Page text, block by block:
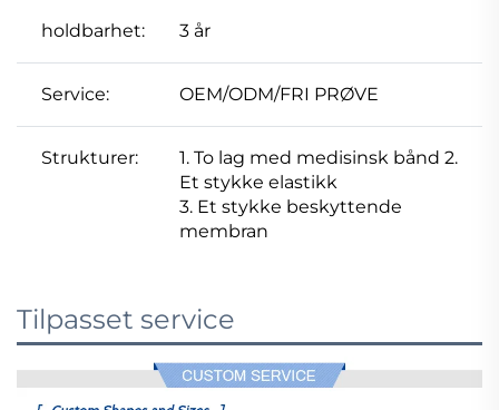
holdbarhet: 3 år
Service: OEM/ODM/FRI PRØVE
Strukturer:
1. To lag med medisinsk bånd 2.
Et stykke elastikk
3. Et stykke beskyttende
membran
Tilpasset service